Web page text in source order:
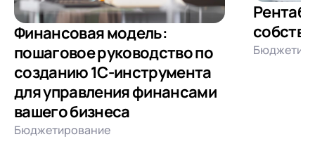
Финансовая модель:
пошаговое руководство по
созданию 1С-инструмента
для управления финансами
вашего бизнеса
Бюджетирование